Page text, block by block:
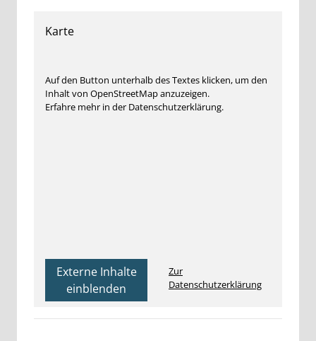
Karte
Auf den Button unterhalb des Textes klicken, um den
Inhalt von OpenStreetMap anzuzeigen.
Erfahre mehr in der Datenschutzerklärung.
Externe Inhalte
einblenden
Zur
Datenschutzerklärung